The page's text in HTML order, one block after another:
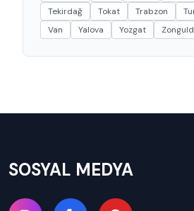
Tekirdağ
Tokat Trabzon
Van
Yalova Yozgat
SOSYAL MEDYA